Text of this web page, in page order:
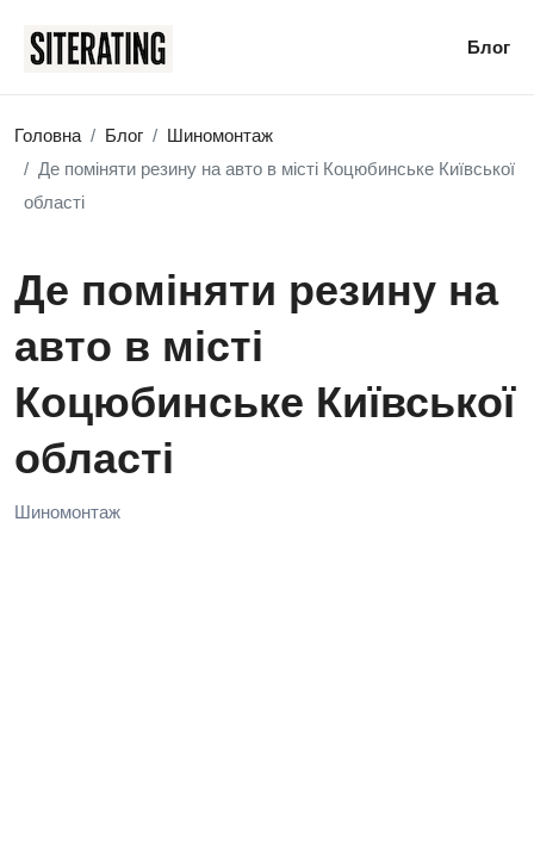
Блог
Головна Блог
Шиномонтаж
Де поміняти резину на авто в місті Коцюбинське Київської
області
Де поміняти резину на
авто в місті
Коцюбинське Київської
області
Шиномонтаж